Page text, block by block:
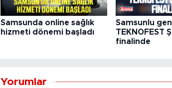
Samsunda online sağlık
hizmeti dönemi başladı
Samsunlu
TEKNOFEST
finalinde
Yorumlar